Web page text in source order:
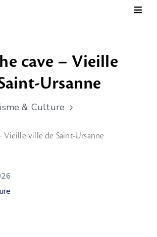
cave – Vieille
Ursanne
& Culture
Vieille ville de Saint-Ursanne